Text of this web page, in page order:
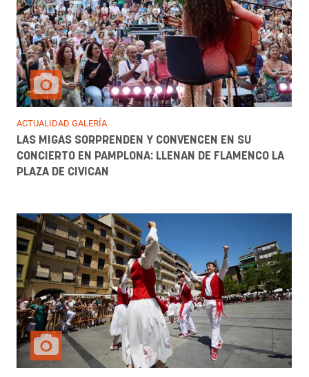
ACTUALIDAD GALERÍA
LAS MIGAS SORPRENDEN Y CONVENCEN EN SU
CONCIERTO EN PAMPLONA: LLENAN DE FLAMENCO LA
PLAZA DE CIVICAN